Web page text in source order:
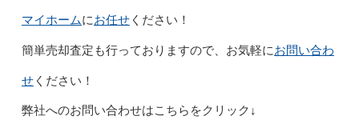
マイホームにお任せください！
簡単売却査定も行っておりますので、お気軽にお問い合わ
せください！
弊社へのお問い合わせはこちらをクリック↓